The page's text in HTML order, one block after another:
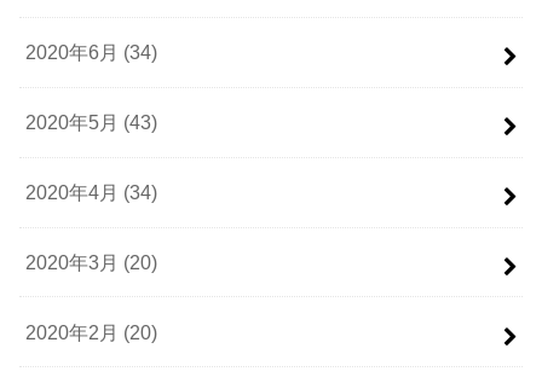
2020年6月 (34)
2020年5月 (43)
2020年4月 (34)
2020年3月 (20)
2020年2月 (20)